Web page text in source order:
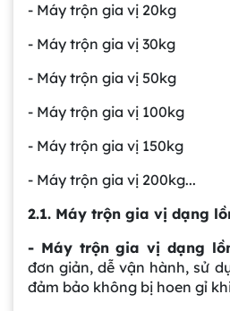
- Máy trộn gia vị 20kg
- Máy trộn gia vị 30kg
- Máy trộn gia vị 50kg
- Máy trộn gia vị 100kg
- Máy trộn gia vị 150kg
- Máy trộn gia vị 200kg...
2.1. Máy trộn gia vị dạng
- Máy trộn gia vị dạng
đơn giản, dễ vận hành, sử
đảm bảo không bị hoen gỉ